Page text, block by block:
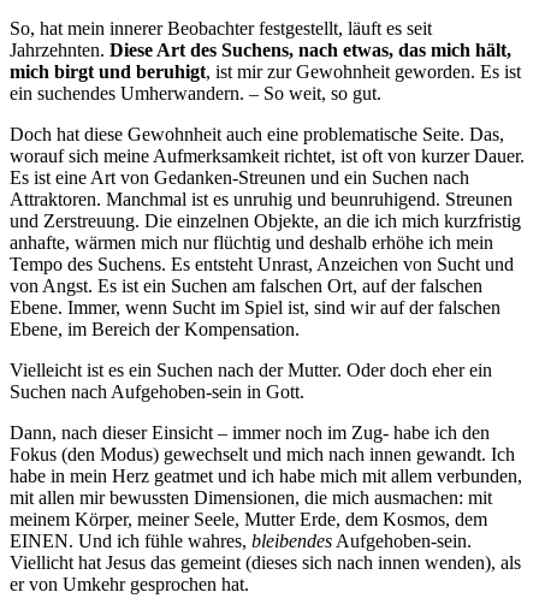
So, hat mein innerer Beobachter festgestellt, läuft es seit
Jahrzehnten. Diese Art des Suchens, nach etwas, das mich hält,
mich birgt und beruhigt, ist mir zur Gewohnheit geworden. Es ist
ein suchendes Umherwandern. – So weit, so gut.
Doch hat diese Gewohnheit auch eine problematische Seite. Das,
worauf sich meine Aufmerksamkeit richtet, ist oft von kurzer Dauer.
Es ist eine Art von Gedanken-Streunen und ein Suchen nach
Attraktoren. Manchmal ist es unruhig und beunruhigend. Streunen
und Zerstreuung. Die einzelnen Objekte, an die ich mich kurzfristig
anhafte, wärmen mich nur flüchtig und deshalb erhöhe ich mein
Tempo des Suchens. Es entsteht Unrast, Anzeichen von Sucht und
von Angst. Es ist ein Suchen am falschen Ort, auf der falschen
Ebene. Immer, wenn Sucht im Spiel ist, sind wir auf der falschen
Ebene, im Bereich der Kompensation.
Vielleicht ist es ein Suchen nach der Mutter. Oder doch eher ein
Suchen nach Aufgehoben-sein in Gott.
Dann, nach dieser Einsicht – immer noch im Zug- habe ich den
Fokus (den Modus) gewechselt und mich nach innen gewandt. Ich
habe in mein Herz geatmet und ich habe mich mit allem verbunden,
mit allen mir bewussten Dimensionen, die mich ausmachen: mit
meinem Körper, meiner Seele, Mutter Erde, dem Kosmos, dem
EINEN. Und ich fühle wahres, bleibendes Aufgehoben-sein.
Viellicht hat Jesus das gemeint (dieses sich nach innen wenden), als
er von Umkehr gesprochen hat.